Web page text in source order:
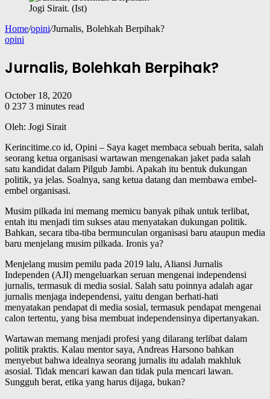
Jogi Sirait. (Ist)
Home/opini/Jurnalis, Bolehkah Berpihak?
opini
Jurnalis, Bolehkah Berpihak?
October 18, 2020
0 237 3 minutes read
Oleh: Jogi Sirait
Kerincitime.co id, Opini – Saya kaget membaca sebuah berita, salah
seorang ketua organisasi wartawan mengenakan jaket pada salah
satu kandidat dalam Pilgub Jambi. Apakah itu bentuk dukungan
politik, ya jelas. Soalnya, sang ketua datang dan membawa embel-
embel organisasi.
Musim pilkada ini memang memicu banyak pihak untuk terlibat,
entah itu menjadi tim sukses atau menyatakan dukungan politik.
Bahkan, secara tiba-tiba bermunculan organisasi baru ataupun media
baru menjelang musim pilkada. Ironis ya?
Menjelang musim pemilu pada 2019 lalu, Aliansi Jurnalis
Independen (AJI) mengeluarkan seruan mengenai independensi
jurnalis, termasuk di media sosial. Salah satu poinnya adalah agar
jurnalis menjaga independensi, yaitu dengan berhati-hati
menyatakan pendapat di media sosial, termasuk pendapat mengenai
calon tertentu, yang bisa membuat independensinya dipertanyakan.
Wartawan memang menjadi profesi yang dilarang terlibat dalam
politik praktis. Kalau mentor saya, Andreas Harsono bahkan
menyebut bahwa idealnya seorang jurnalis itu adalah makhluk
asosial. Tidak mencari kawan dan tidak pula mencari lawan.
Sungguh berat, etika yang harus dijaga, bukan?